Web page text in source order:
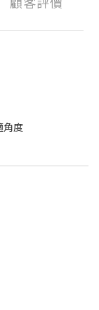
角度